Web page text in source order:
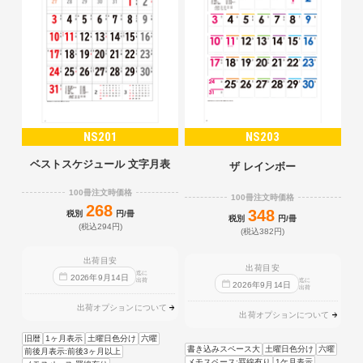
NS201
ベストスケジュール 文字月表
100冊注文時価格
税別 268 円/冊
(税込294円)
出荷目安
2026年9 月 14日
迄に
出荷
出荷オプションについて
旧暦 1ヶ月表示 土曜日色分け
六曜
前後月表示:前後3ヶ月以上
NS203
ザ レインボー
100冊注文時価格
税別 348 円/冊
(税込382円)
出荷目安
2026年9 月 14日
迄に
出荷
出荷オプションについて
書き込みスペース大 土曜日色分け
六曜